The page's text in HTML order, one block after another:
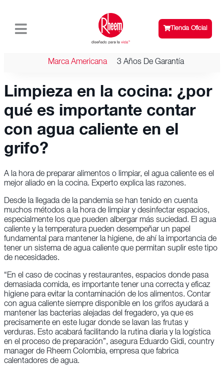
Tienda Oficial
Marca Americana 3 Años De Garantía
Limpieza en la cocina: ¿por
qué es importante contar
con agua caliente en el
grifo?
A la hora de preparar alimentos o limpiar, el agua caliente es el
mejor aliado en la cocina. Experto explica las razones.
Desde la llegada de la pandemia se han tenido en cuenta
muchos métodos a la hora de limpiar y desinfectar espacios,
especialmente los que pueden albergar más suciedad. El agua
caliente y la temperatura pueden desempeñar un papel
fundamental para mantener la higiene, de ahí la importancia de
tener un sistema de agua caliente que permitan suplir este tipo
de necesidades.
“En el caso de cocinas y restaurantes, espacios donde pasa
demasiada comida, es importante tener una correcta y eficaz
higiene para evitar la contaminación de los alimentos. Contar
con agua caliente siempre disponible en los grifos ayudará a
mantener las bacterias alejadas del fregadero, ya que es
precisamente en este lugar donde se lavan las frutas y
verduras. Esto acabará facilitando la rutina diaria y la logística
en el proceso de preparación”, asegura Eduardo Gidi, country
manager de Rheem Colombia, empresa que fabrica
calentadores de agua.